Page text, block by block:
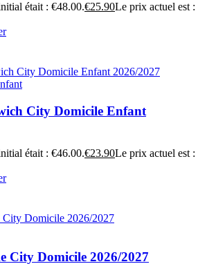
était : €48.00.€25.90Le prix actuel est :
City Domicile Enfant
était : €46.00.€23.90Le prix actuel est :
City Domicile 2026/2027